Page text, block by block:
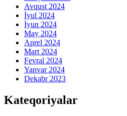
Avqust 2024
İyul 2024
İyun 2024
May 2024
Aprel 2024
Mart 2024
Fevral 2024
Yanvar 2024
Dekabr 2023
Kateqoriyalar